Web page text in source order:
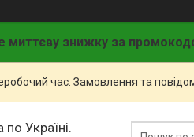
миттєву знижку за
час. Замовлення та
Україні.